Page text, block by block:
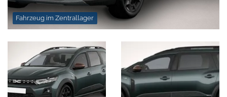
Fahrzeug im Zentrallager